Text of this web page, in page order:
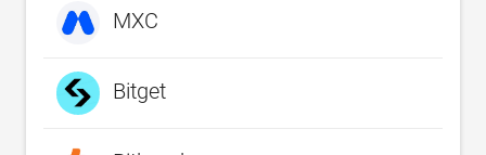
MXC
Bitget